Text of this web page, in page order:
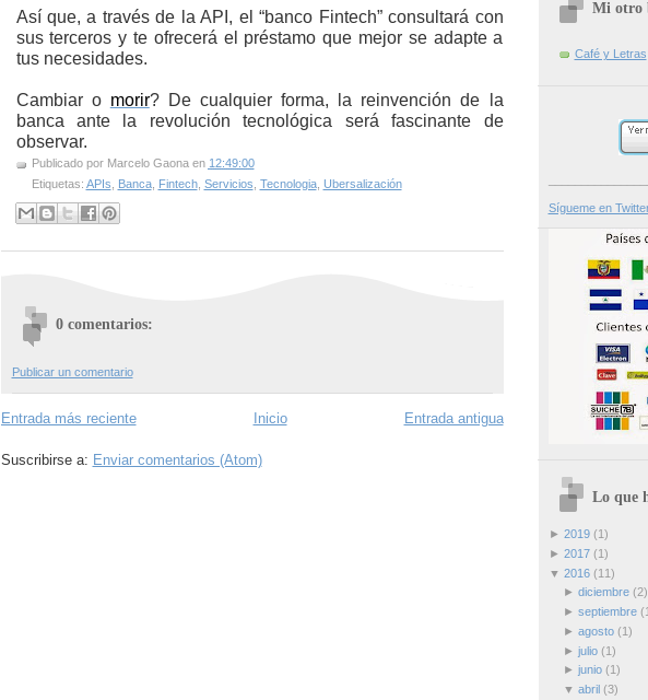
Así que, a través de la API, el “banco Fintech” consultará con
sus terceros y te ofrecerá el préstamo que mejor se adapte a
tus necesidades.
Cambiar o morir? De cualquier forma, la reinvención de la
banca ante la revolución tecnológica será fascinante de
observar.
Publicado por Marcelo Gaona en 12:49:00
Etiquetas: APIs Banca, Fintech, Servicios Tecnologia, Ubersalización
0 comentarios:
Publicar un comentario
Entrada más reciente Entrada antigua
Inicio
Suscribirse a: Enviar comentarios (Atom)
Mi otro
Café y Letras
Sígueme en
Lo que
► 2019 (1)
► 2017 (1)
▼ 2016 (11)
► diciembre (2)
► septiembre
► agosto (1)
► julio (1)
► junio (1)
▼ abril (3)